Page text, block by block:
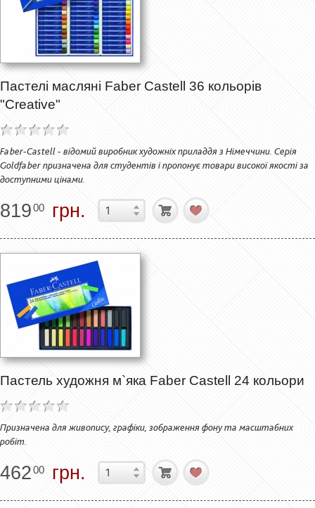
Пастелі масляні Faber Castell 36 кольорів
"Creative"
Faber-Castell - відомий виробник художніх приладдя з Німеччини. Серія
Goldfaber призначена для студентів і пропонує товари високої якості за
доступними цінами.
81900 грн.
Пастель художня м`яка Faber Castell 24 кольори
Призначена для живопису, графіки, зображення фону та масштабних
робіт.
46200 грн.